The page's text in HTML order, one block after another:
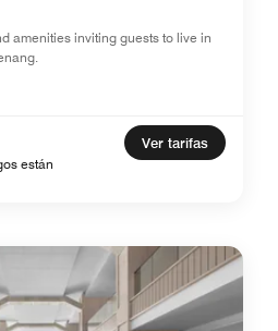
amenities inviting guests to live in
están
Ver tarifas